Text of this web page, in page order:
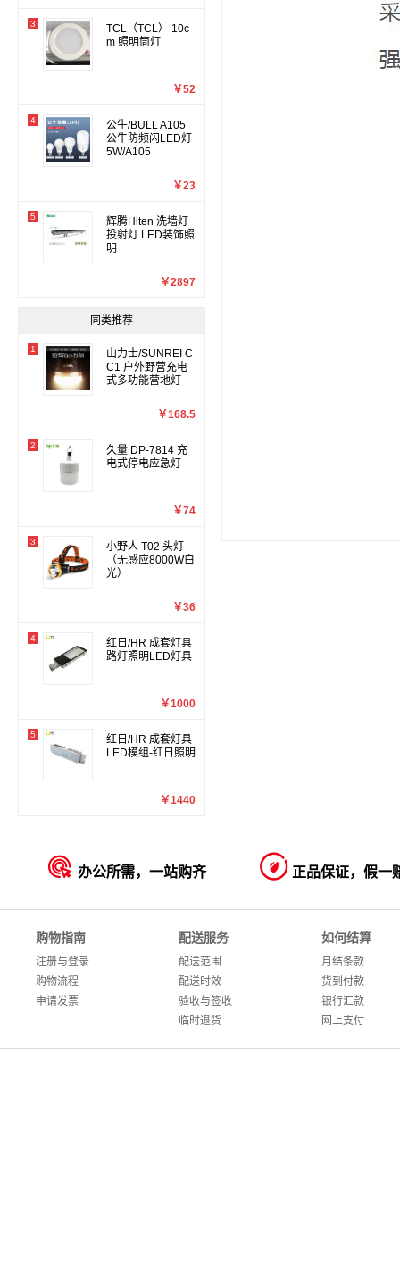
3
TCL（TCL） 10c
m 照明筒灯
￥52
4
公牛/BULL A105
公牛防频闪LED灯
5W/A105
￥23
5
辉腾Hiten 洗墙灯
投射灯 LED装饰照
明
￥2897
同类推荐
1
山力士/SUNREI C
C1 户外野营充电
式多功能营地灯
￥168.5
2
久量 DP-7814 充
电式停电应急灯
￥74
3
小野人 T02 头灯
（无感应8000W白
光）
￥36
4
红日/HR 成套灯具
路灯照明LED灯具
￥1000
5
红日/HR 成套灯具
LED模组-红日照明
￥1440
 办公所需，一站购齐  正品保证，假一
购物指南
注册与登录
购物流程
申请发票
配送服务
配送范围
配送时效
验收与签收
临时退货
如何结算
月结条款
货到付款
银行汇款
网上支付